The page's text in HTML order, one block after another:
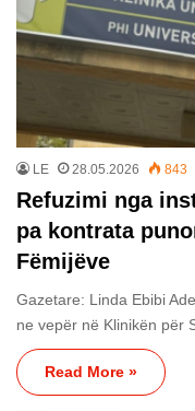
LE 28.05.2026 843
Refuzimi nga
pa kontrata
Fëmijëve
Gazetare: Linda Ebibi
ne vepër në Klinikën për
Read More »